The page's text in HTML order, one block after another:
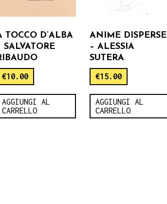
TOCCO D’ALBA
SALVATORE
€10.00
AGGIUNGI AL
CARRELLO
ANIME DISPERSE
– ALESSIA
SUTERA
€15.00
AGGIUNGI AL
CARRELLO